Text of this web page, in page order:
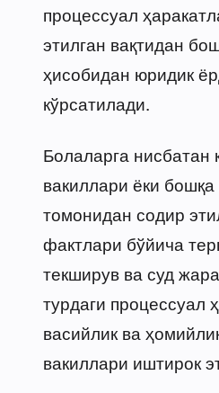
процессуал
этилган вақтидан
ҳисобидан юридик
кўрсатилади.
Болаларга нисбатан
вакиллари ёки
томонидан содир
фактлари бўйича
текширув ва суд
турдаги процессуал
васийлик ва
вакиллари иштирок